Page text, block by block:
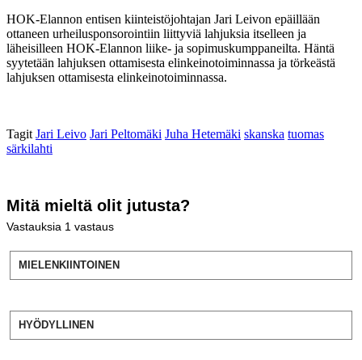
HOK-Elannon entisen kiinteistöjohtajan Jari Leivon epäillään
ottaneen urheilusponsorointiin liittyviä lahjuksia itselleen ja
läheisilleen HOK-Elannon liike- ja sopimuskumppaneilta. Häntä
syytetään lahjuksen ottamisesta elinkeinotoiminnassa ja törkeästä
lahjuksen ottamisesta elinkeinotoiminnassa.
Tagit Jari Leivo Jari Peltomäki Juha Hetemäki skanska tuomas
särkilahti
Mitä mieltä olit jutusta?
Vastauksia 1 vastaus
MIELENKIINTOINEN
HYÖDYLLINEN